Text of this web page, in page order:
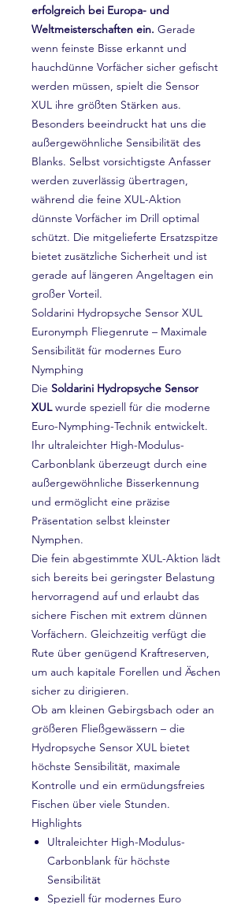
erfolgreich bei Europa- und
Weltmeisterschaften ein. Gerade
wenn feinste Bisse erkannt und
hauchdünne Vorfächer sicher gefischt
werden müssen, spielt die Sensor
XUL ihre größten Stärken aus.
Besonders beeindruckt hat uns die
außergewöhnliche Sensibilität des
Blanks. Selbst vorsichtigste Anfasser
werden zuverlässig übertragen,
während die feine XUL-Aktion
dünnste Vorfächer im Drill optimal
schützt. Die mitgelieferte Ersatzspitze
bietet zusätzliche Sicherheit und ist
gerade auf längeren Angeltagen ein
großer Vorteil.
Soldarini Hydropsyche Sensor XUL
Euronymph Fliegenrute – Maximale
Sensibilität für modernes Euro
Nymphing
Die Soldarini Hydropsyche Sensor
XULwurde speziell für die moderne
Euro-Nymphing-Technik entwickelt.
Ihr ultraleichter High-Modulus-
Carbonblank überzeugt durch eine
außergewöhnliche Bisserkennung
und ermöglicht eine präzise
Präsentation selbst kleinster
Nymphen.
Die fein abgestimmte XUL-Aktion lädt
sich bereits bei geringster Belastung
hervorragend auf und erlaubt das
sichere Fischen mit extrem dünnen
Vorfächern. Gleichzeitig verfügt die
Rute über genügend Kraftreserven,
um auch kapitale Forellen und Äschen
sicher zu dirigieren.
Ob am kleinen Gebirgsbach oder an
größeren Fließgewässern – die
Hydropsyche Sensor XUL bietet
höchste Sensibilität, maximale
Kontrolle und ein ermüdungsfreies
Fischen über viele Stunden.
Highlights
Ultraleichter High-Modulus-
Carbonblank für höchste
Sensibilität
Speziell für modernes Euro